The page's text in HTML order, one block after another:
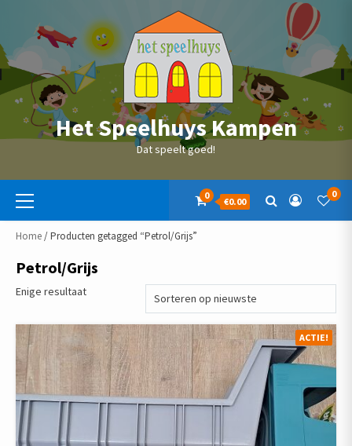
Het Speelhuys Kampen
Dat speelt goed!
Primaire
menu
0
€0.00
0
Home/ Producten getagged “Petrol/Grijs”
Petrol/Grijs
Enige resultaat
ACTIE!